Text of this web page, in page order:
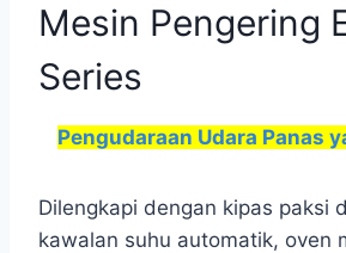
Mesin Pengering
Series
Pengudaraan Udara Panas
Dilengkapi dengan kipas paksi
kawalan suhu automatik, oven